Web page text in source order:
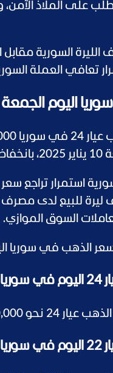
على الملاذ
الليرة السورية
تعافي العملة
الجمعة 10 يناير
السوق الموازي.
في سوريا اليوم الجمعة
و943,000 ليرة سورية للشراء.